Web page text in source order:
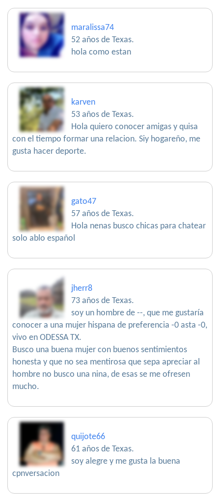
maralissa74
52 años de Texas.
hola como estan
karven
53 años de Texas.
Hola quiero conocer amigas y quisa
con el tiempo formar una relacion. Siy hogareño, me
gusta hacer deporte.
gato47
57 años de Texas.
Hola nenas busco chicas para chatear
solo ablo español
jherr8
73 años de Texas.
soy un hombre de --, que me gustaría
conocer a una mujer hispana de preferencia -0 asta -0,
vivo en ODESSA TX.
Busco una buena mujer con buenos sentimientos
honesta y que no sea mentirosa que sepa apreciar al
hombre no busco una nina, de esas se me ofresen
mucho.
quijote66
61 años de Texas.
soy alegre y me gusta la buena
cpnversacion